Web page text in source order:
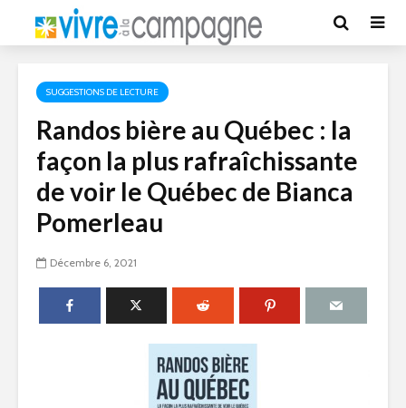
SUGGESTIONS DE LECTURE
Randos bière au Québec : la
façon la plus rafraîchissante
de voir le Québec de Bianca
Pomerleau
Décembre 6, 2021